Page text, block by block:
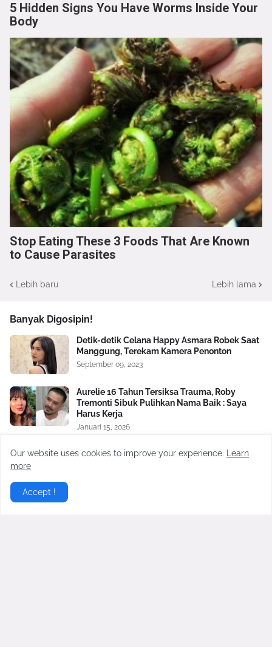
5 Hidden Signs You Have Worms Inside Your
Body
Stop Eating These 3 Foods That Are Known
to Cause Parasites
Lebih baru Lebih lama
Banyak Digosipin!
Detik-detik Celana Happy Asmara Robek Saat
Manggung, Terekam Kamera Penonton
September 09, 2023
Aurelie 16 Tahun Tersiksa Trauma, Roby
Tremonti Sibuk Pulihkan Nama Baik : Saya
Harus Kerja
Januari 15, 2026
Rumah Tangga Deddy Corbuzier Retak?
Our website uses cookies to improve your experience.
Learn
more
Accept !